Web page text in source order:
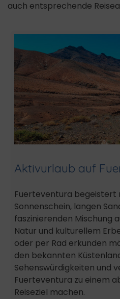
auch entsprechende
Aktivurlaub auf
Fuerteventura begeistert
Sonnenschein, langen
faszinierenden Mischung
Natur und kulturellem
oder per Rad erkunden
den bekannten
Sehenswürdigkeiten und
Fuerteventura zu einem
Reiseziel machen.